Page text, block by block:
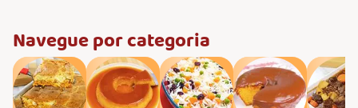
Navegue por categoria